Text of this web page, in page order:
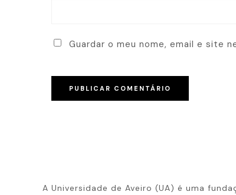
Guardar o meu nome, email e site
A Universidade de Aveiro (UA) é uma